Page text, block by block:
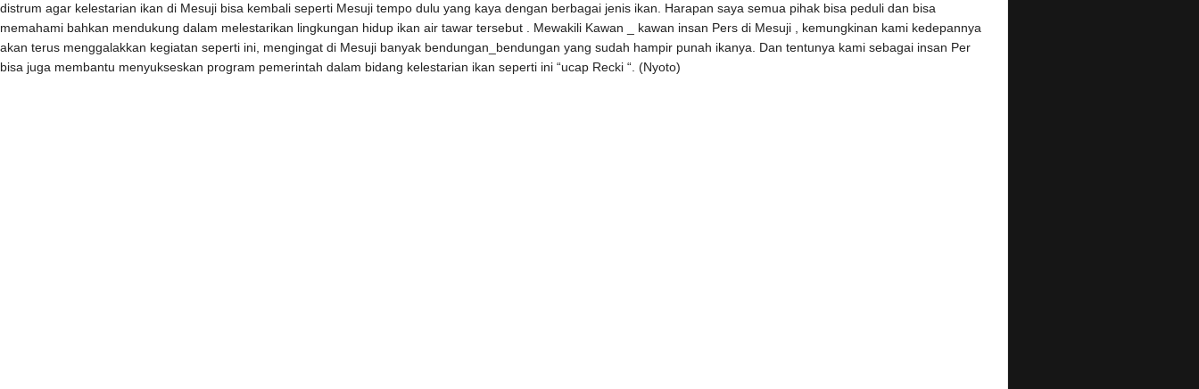
distrum agar kelestarian ikan di Mesuji bisa kembali seperti Mesuji tempo dulu yang kaya dengan berbagai jenis ikan. Harapan saya semua pihak bisa peduli dan bisa
memahami bahkan mendukung dalam melestarikan lingkungan hidup ikan air tawar tersebut . Mewakili Kawan _ kawan insan Pers di Mesuji , kemungkinan kami kedepannya
akan terus menggalakkan kegiatan seperti ini, mengingat di Mesuji banyak bendungan_bendungan yang sudah hampir punah ikanya. Dan tentunya kami sebagai insan Per
bisa juga membantu menyukseskan program pemerintah dalam bidang kelestarian ikan seperti ini “ucap Recki “. (Nyoto)